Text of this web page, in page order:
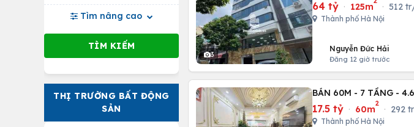
Tìm nâng cao
THỊ TRƯỜNG BẤT ĐỘNG
SẢN
3
64 tỷ · 125m · 512
Thành phố Hà Nội
Nguyễn Đức Hải
Đăng 12 giờ trước
BÁN 60M - 7 TẦNG -
17.5 tỷ · 60m
2
· 292
Thành phố Hà Nội